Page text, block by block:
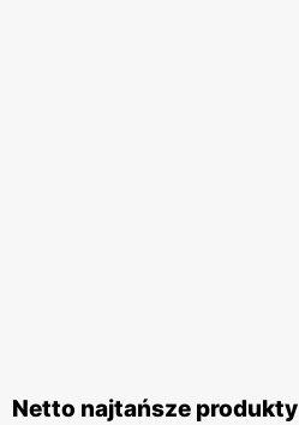
Netto najtańsze produkty